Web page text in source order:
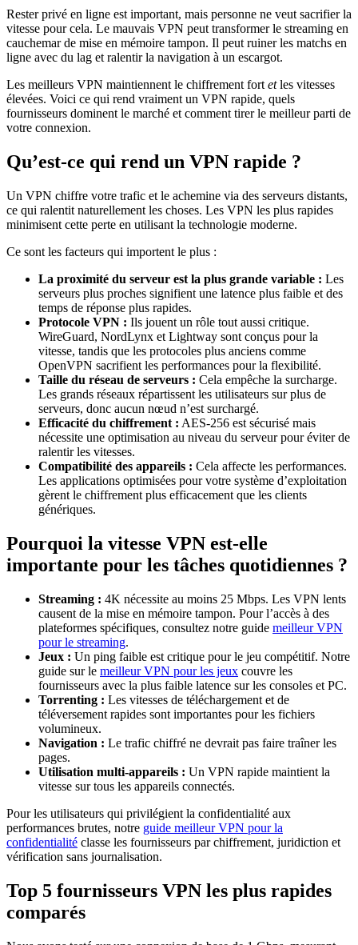
Rester privé en ligne est important, mais personne ne veut sacrifier la
vitesse pour cela. Le mauvais VPN peut transformer le streaming en
cauchemar de mise en mémoire tampon. Il peut ruiner les matchs en
ligne avec du lag et ralentir la navigation à un escargot.
Les meilleurs VPN maintiennent le chiffrement fort etles vitesses
élevées. Voici ce qui rend vraiment un VPN rapide, quels
fournisseurs dominent le marché et comment tirer le meilleur parti de
votre connexion.
Qu’est-ce qui rend un VPN rapide ?
Un VPN chiffre votre trafic et le achemine via des serveurs distants,
ce qui ralentit naturellement les choses. Les VPN les plus rapides
minimisent cette perte en utilisant la technologie moderne.
Ce sont les facteurs qui importent le plus :
La proximité du serveur est la plus grande variable : Les
serveurs plus proches signifient une latence plus faible et des
temps de réponse plus rapides.
Protocole VPN : Ils jouent un rôle tout aussi critique.
WireGuard, NordLynx et Lightway sont conçus pour la
vitesse, tandis que les protocoles plus anciens comme
OpenVPN sacrifient les performances pour la flexibilité.
Taille du réseau de serveurs : Cela empêche la surcharge.
Les grands réseaux répartissent les utilisateurs sur plus de
serveurs, donc aucun nœud n’est surchargé.
Efficacité du chiffrement : AES-256 est sécurisé mais
nécessite une optimisation au niveau du serveur pour éviter de
ralentir les vitesses.
Compatibilité des appareils : Cela affecte les performances.
Les applications optimisées pour votre système d’exploitation
gèrent le chiffrement plus efficacement que les clients
génériques.
Pourquoi la vitesse VPN est-elle
importante pour les tâches quotidiennes ?
Streaming : 4K nécessite au moins 25 Mbps. Les VPN lents
causent de la mise en mémoire tampon. Pour l’accès à des
plateformes spécifiques, consultez notre guide meilleur VPN
pour le streaming.
Jeux : Un ping faible est critique pour le jeu compétitif. Notre
guide sur le meilleur VPN pour les jeux couvre les
fournisseurs avec la plus faible latence sur les consoles et PC.
Torrenting : Les vitesses de téléchargement et de
téléversement rapides sont importantes pour les fichiers
volumineux.
Navigation : Le trafic chiffré ne devrait pas faire traîner les
pages.
Utilisation multi-appareils : Un VPN rapide maintient la
vitesse sur tous les appareils connectés.
Pour les utilisateurs qui privilégient la confidentialité aux
performances brutes, notre guide meilleur VPN pour la
confidentialité classe les fournisseurs par chiffrement, juridiction et
vérification sans journalisation.
Top 5 fournisseurs VPN les plus rapides
comparés